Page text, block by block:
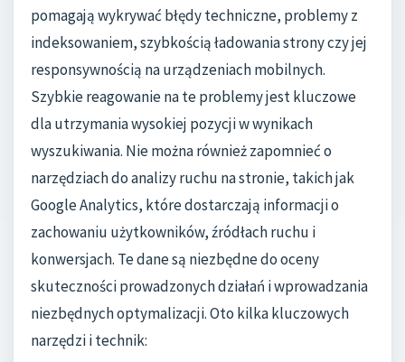
pomagają wykrywać błędy techniczne, problemy z
indeksowaniem, szybkością ładowania strony czy jej
responsywnością na urządzeniach mobilnych.
Szybkie reagowanie na te problemy jest kluczowe
dla utrzymania wysokiej pozycji w wynikach
wyszukiwania. Nie można również zapomnieć o
narzędziach do analizy ruchu na stronie, takich jak
Google Analytics, które dostarczają informacji o
zachowaniu użytkowników, źródłach ruchu i
konwersjach. Te dane są niezbędne do oceny
skuteczności prowadzonych działań i wprowadzania
niezbędnych optymalizacji. Oto kilka kluczowych
narzędzi i technik: